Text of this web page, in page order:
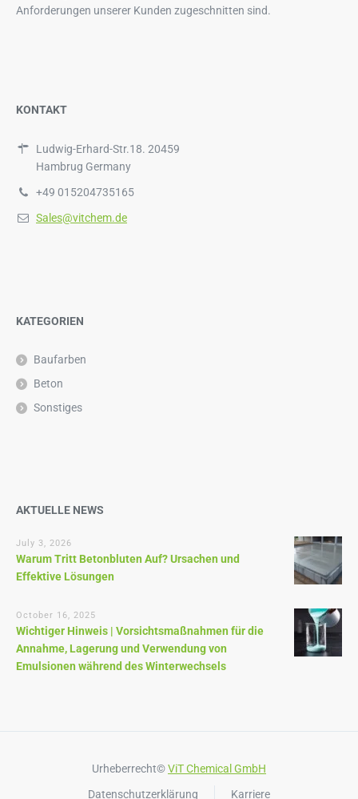
Anforderungen unserer Kunden zugeschnitten sind.
KONTAKT
Ludwig-Erhard-Str.18. 20459
Hambrug Germany
+49 015204735165
Sales@vitchem.de
KATEGORIEN
Baufarben
Beton
Sonstiges
AKTUELLE NEWS
July 3, 2026
Warum Tritt Betonbluten Auf? Ursachen und
Effektive Lösungen
October 16, 2025
Wichtiger Hinweis | Vorsichtsmaßnahmen für die
Annahme, Lagerung und Verwendung von
Emulsionen während des Winterwechsels
Urheberrecht©ViT Chemical GmbH
Datenschutzerklärung
Karriere